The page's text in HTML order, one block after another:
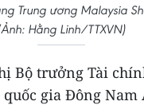
Trung ương Malaysia
Hằng Linh/TTXVN)
Bộ trưởng Tài
gia Đông Nam